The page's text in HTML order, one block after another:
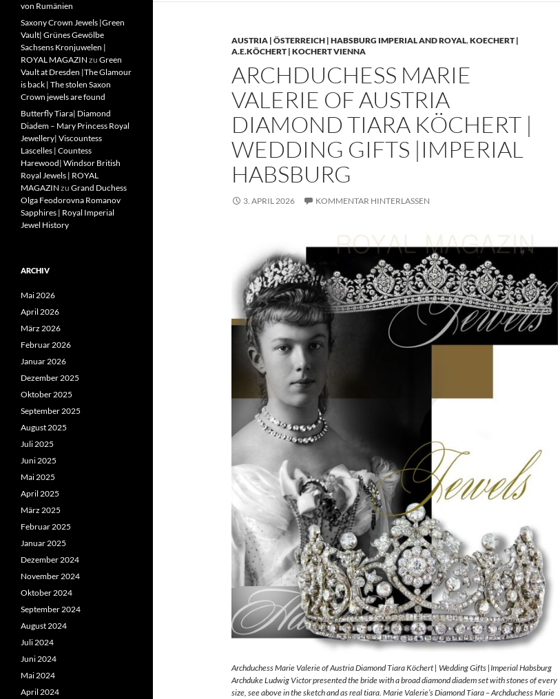
AUSTRIA | ÖSTERREICH | HABSBURG IMPERIAL AND ROYAL,KOECHERT |
A.E.KÖCHERT | KOCHERT VIENNA
ARCHDUCHESS MARIE
VALERIE OF AUSTRIA
DIAMOND TIARA KÖCHERT |
WEDDING GIFTS |IMPERIAL
HABSBURG
3. APRIL 2026 KOMMENTAR HINTERLASSEN
Archduchess Marie Valerie of Austria Diamond Tiara Köchert | Wedding Gifts |Imperial Habsburg
Archduke Ludwig Victor presented the bride with a broad diamond diadem set with stones of every
size, see above in the sketch and as real tiara. Marie Valerie’s Diamond Tiara – Archduchess Marie
von Rumänien
Saxony Crown Jewels |Green
Vault| Grünes Gewölbe
Sachsens Kronjuwelen |
ROYAL MAGAZIN zu Green
Vault at Dresden |The Glamour
is back | The stolen Saxon
Crown jewels are found
Butterfly Tiara| Diamond
Diadem – Mary Princess Royal
Jewellery| Viscountess
Lascelles | Countess
Harewood| Windsor British
Royal Jewels | ROYAL
MAGAZIN zu Grand Duchess
Olga Feodorovna Romanov
Sapphires | Royal Imperial
Jewel History
ARCHIV
Mai 2026
April 2026
März 2026
Februar 2026
Januar 2026
Dezember 2025
Oktober 2025
September 2025
August 2025
Juli 2025
Juni 2025
Mai 2025
April 2025
März 2025
Februar 2025
Januar 2025
Dezember 2024
November 2024
Oktober 2024
September 2024
August 2024
Juli 2024
Juni 2024
Mai 2024
April 2024